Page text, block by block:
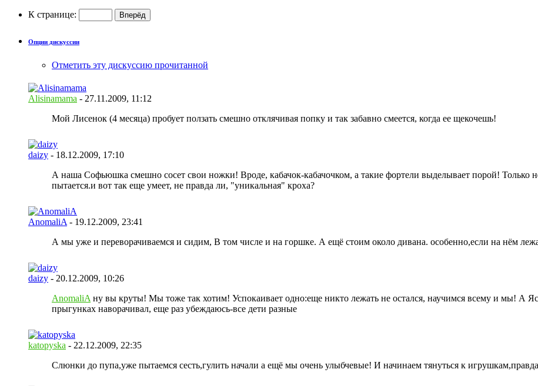
К странице:
Опции дискуссии
Отметить эту дискуссию прочитанной
Alisinamama - 27.11.2009, 11:12
Мой Лисенок (4 месяца) пробует ползать смешно отклячивая попку и так забавно смеется, когда ее щекочешь!
daizy - 18.12.2009, 17:10
А наша Софьюшка смешно сосет свои ножки! Вроде, кабачок-кабачочком, а такие фортели выделывает порой! Только
пытается.и вот так еще умеет, не правда ли, "уникальная" кроха?
AnomaliA - 19.12.2009, 23:41
А мы уже и переворачиваемся и сидим, В том числе и на горшке. А ещё стоим около дивана. особенно,если на нём
daizy - 20.12.2009, 10:26
AnomaliA ну вы круты! Мы тоже так хотим! Успокаивает одно:еще никто лежать не остался, научимся всему и мы! А
прыгунках наворачивал, еще раз убеждаюсь-все дети разные
katopyska - 22.12.2009, 22:35
Слюнки до пупа,уже пытаемся сесть,гулить начали а ещё мы очень улыбчевые! И начинаем тянуться к игрушкам,правда